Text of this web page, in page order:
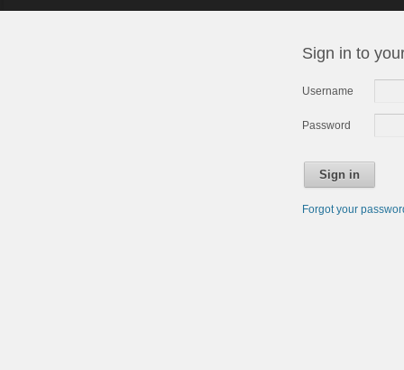
Sign in to
Username
Password
Sign in
Forgot your